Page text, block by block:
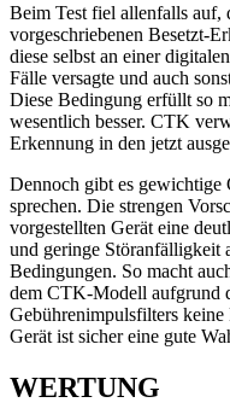
Beim Test fiel allenfalls auf,
vorgeschriebenen Besetzt-
diese selbst an einer
Fälle versagte und auch
Diese Bedingung erfüllt so
wesentlich besser. CTK
Erkennung in den jetzt
Dennoch gibt es
sprechen. Die strengen
vorgestellten Gerät eine
und geringe Störanfälligkeit
Bedingungen. So macht
dem CTK-Modell aufgrund
Gebührenimpulsfilters
Gerät ist sicher eine gute
WERTUNG